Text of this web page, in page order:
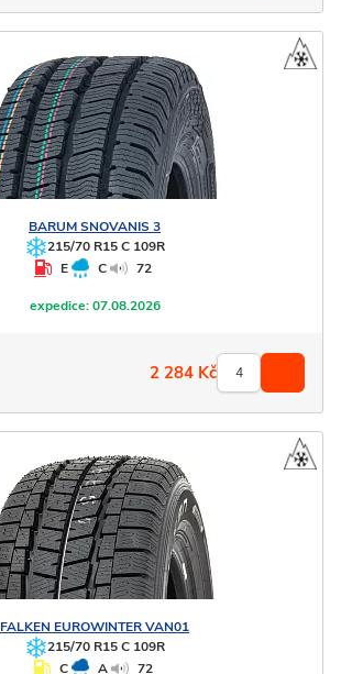
BARUMSNOVANIS 3
215/70 R15 C 109R
E
C 72
expedice:07.08.2026
2 284 Kč
FALKEN EUROWINTER VAN01
215/70 R15 C 109R
C
A 72